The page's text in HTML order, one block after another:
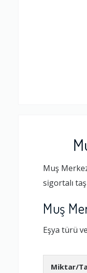
Muş
sigortalı
Muş
Eşya türü
Miktar/